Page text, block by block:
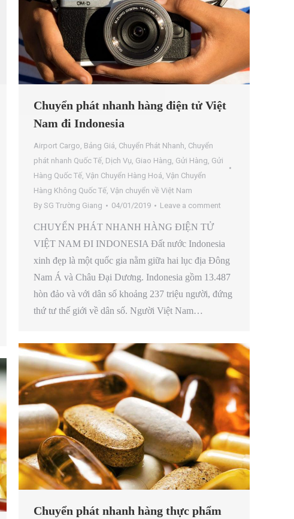
Chuyển phát nhanh hàng điện tử Việt
Nam đi Indonesia
Airport Cargo, Bảng Giá, Chuyển Phát Nhanh, Chuyển
phát nhanh Quốc Tế, Dịch Vụ, Giao Hàng, Gửi Hàng, Gửi
Hàng Quốc Tế, Vận Chuyển Hàng Hoá, Vận Chuyển
Hàng Không Quốc Tế, Vận chuyển về Việt Nam
By SG Trường Giang 04/01/2019 Leave a comment
CHUYỂN PHÁT NHANH HÀNG ĐIỆN TỬ
VIỆT NAM ĐI INDONESIA Đất nước Indonesia
xinh đẹp là một quốc gia nằm giữa hai lục địa Đông
Nam Á và Châu Đại Dương. Indonesia gồm 13.487
hòn đảo và với dân số khoảng 237 triệu người, đứng
thứ tư thế giới về dân số. Người Việt Nam…
Chuyển phát nhanh hàng thực phẩm